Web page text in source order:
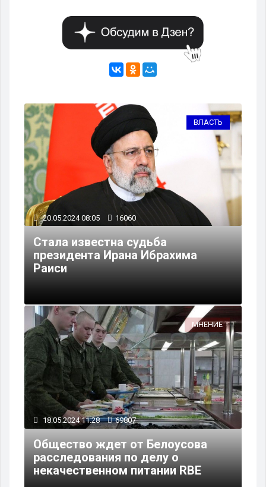
ВЛАСТЬ
20.05.2024 08:05 16060
Стала известна судьба
президента Ирана Ибрахима
Раиси
МНЕНИЕ
18.05.2024 11:28 69807
Общество ждет от Белоусова
расследования по делу о
некачественном питании RBE